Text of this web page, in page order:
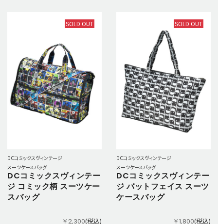
SOLD OUT
DCコミックスヴィンテージ
スーツケースバッグ
DCコミックスヴィンテー
ジ コミック柄 スーツケー
スバッグ
￥2,300(税込)
SOLD OUT
DCコミックスヴィンテージ
スーツケースバッグ
DCコミックスヴィンテー
ジ バットフェイス スーツ
ケースバッグ
￥1,800(税込)